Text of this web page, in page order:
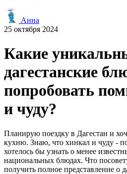
Анна
25 октября 2024
Какие
дагестанские
попробовать
и чуду?
Планирую поездку в Дагестан и
кухню. Знаю, что хинкал и чуду -
хотелось бы узнать о менее
национальных блюдах. Что
получить полное представление о